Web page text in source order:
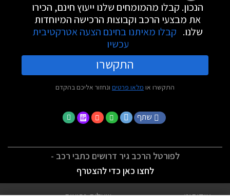
הנכון. קבלו מהמומחים שלנו ייעוץ חינם, הכירו
את מבצעי הרכב וקבוצות הרכישה המיוחדות
שלנו. קבלו מאיתנו בחינם הצעה אטרקטיבית
עכשיו
התקשרו
התקשרו או מלאו פרטים ונחזור אליכם בהקדם
שתף
לפורטל הרכב גיר דרושים כתבי רכב -
לחצו כאן כדי להצטרף